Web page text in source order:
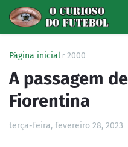
Página inicial 2000
A passagem
Fiorentina
terça-feira, fevereiro 28, 2023